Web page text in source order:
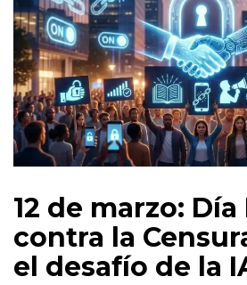
12 de marzo:
contra la
el desafío de la